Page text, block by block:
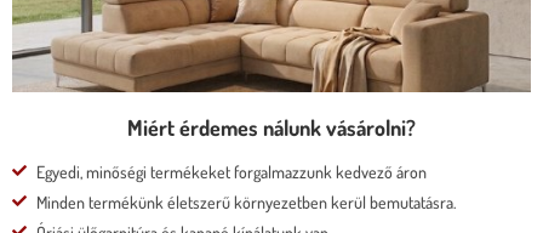
Megnézem
Miért érdemes nálunk vásárolni?
Egyedi, minőségi termékeket forgalmazzunk kedvező áron
Minden termékünk életszerű környezetben kerül bemutatásra.